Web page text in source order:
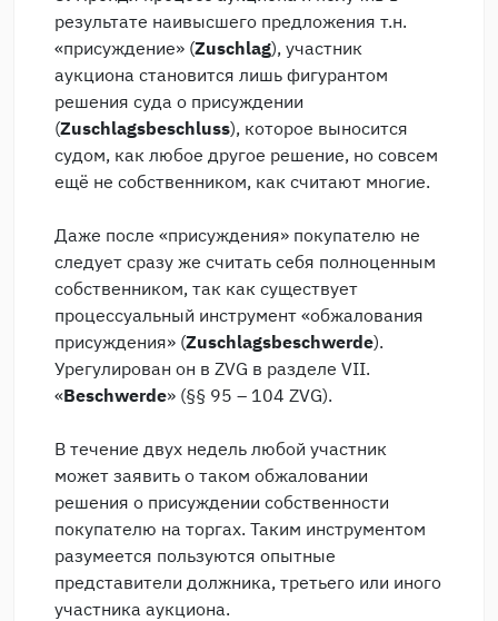
результате наивысшего предложения т.н.
«присуждение» (Zuschlag), участник
аукциона становится лишь фигурантом
решения суда о присуждении
(Zuschlagsbeschluss), которое выносится
судом, как любое другое решение, но совсем
ещё не собственником, как считают многие.
Даже после «присуждения» покупателю не
следует сразу же считать себя полноценным
собственником, так как существует
процессуальный инструмент «обжалования
присуждения» (Zuschlagsbeschwerde).
Урегулирован он в ZVG в разделе VII.
«Beschwerde» (§§ 95 – 104 ZVG).
В течение двух недель любой участник
может заявить о таком обжаловании
решения о присуждении собственности
покупателю на торгах. Таким инструментом
разумеется пользуются опытные
представители должника, третьего или иного
участника аукциона.